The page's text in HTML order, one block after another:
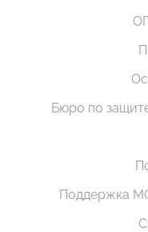
Бюро по
Поддержка